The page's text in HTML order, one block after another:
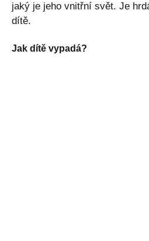
jaký je jeho vnitřní svět. Je
dítě.
Jak dítě vypadá?